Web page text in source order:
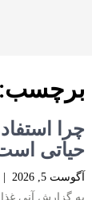
برچسب:
چرا
حیاتی
آگوست 5, 2026
به گزارش آنی غذا